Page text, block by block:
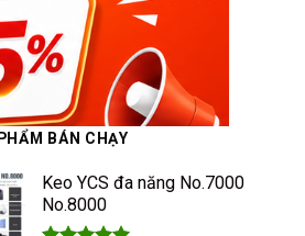
BÁN CHẠY
Keo YCS đa năng No.7000
No.8000